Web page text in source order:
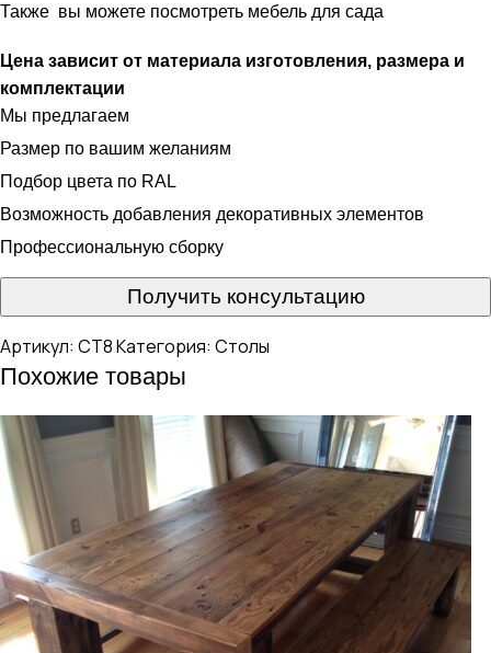
Также вы можете посмотреть мебель для сада
Цена зависит от материала изготовления, размера и
комплектации
Мы предлагаем
Размер по вашим желаниям
Подбор цвета по RAL
Возможность добавления декоративных элементов
Профессиональную сборку
Получить консультацию
Артикул: СТ8Категория: Столы
Похожие товары